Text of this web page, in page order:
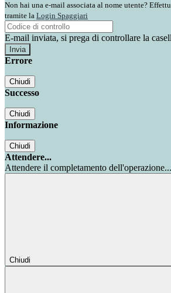
Non hai una e-mail associata al nome utente?
tramite la Login Spaggiari
E-mail inviata, si prega di controllare la
Errore
Chiudi
Successo
Chiudi
Informazione
Chiudi
Attendere...
Attendere il completamento dell'operazione...
Chiudi